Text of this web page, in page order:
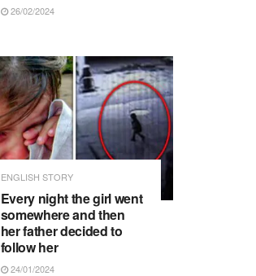
26/02/2024
ENGLISH STORY
Every night the girl went
somewhere and then
her father decided to
follow her
24/01/2024